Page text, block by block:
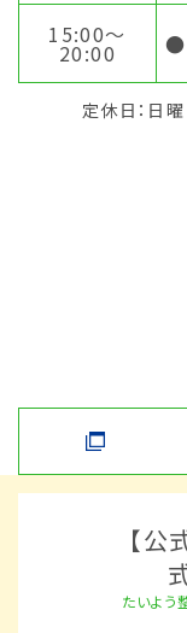
15:00〜
20:00 ●
定休日：日曜
【公
たいよ